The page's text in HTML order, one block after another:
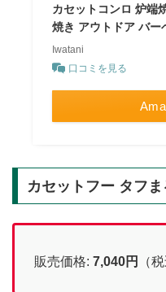
カセットコンロ 炉端
焼き アウトドア バ
Iwatani
口コミを見る
カセットフー タフ
販売価格: 7,040円 （